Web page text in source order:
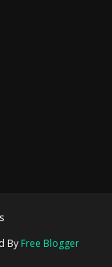
By Free Blogger